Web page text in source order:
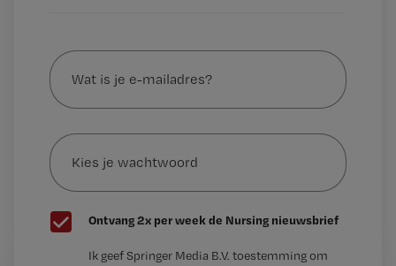
Wat
is
je
mailadres?
Kies
je
wachtwoord
G
e
Ontvang 2x per week de Nursing nieuwsbrief
Ik geef Springer Media B.V. toestemming om